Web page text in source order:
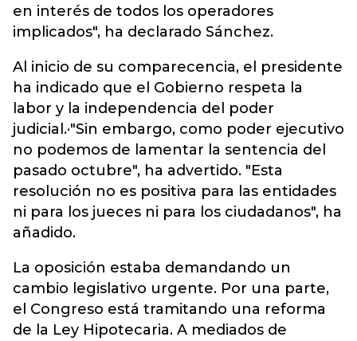
en interés de todos los operadores
implicados", ha declarado Sánchez.
Al inicio de su comparecencia, el presidente
ha indicado que el Gobierno respeta la
labor y la independencia del poder
judicial.·"Sin embargo, como poder ejecutivo
no podemos de lamentar la sentencia del
pasado octubre", ha advertido. "Esta
resolución no es positiva para las entidades
ni para los jueces ni para los ciudadanos", ha
añadido.
La oposición estaba demandando un
cambio legislativo urgente. Por una parte,
el Congreso está tramitando una reforma
de la Ley Hipotecaria. A mediados de